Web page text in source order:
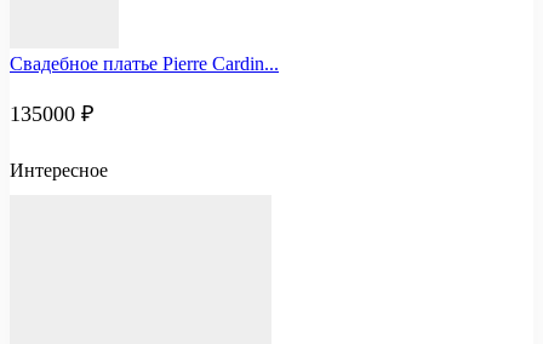
Свадебное платье Pierre Cardin...
135000 ₽
Интересное